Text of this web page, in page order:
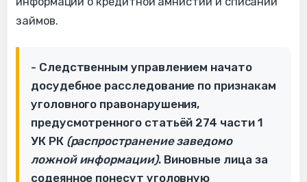
займов.
- Следственным управлением начато
досудебное расследование по признакам
уголовного правонарушения,
предусмотренного статьёй 274 части 1
УК РК (распространение заведомо
ложной информации). Виновные лица за
содеянное понесут уголовную